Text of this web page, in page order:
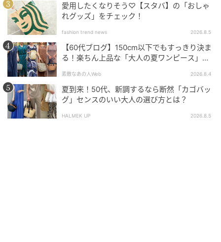
撮影／YUJI TAKEUCHI（BALLPARK）ヘア・メーク／
シバタロウ（P-cott）スタイリスト／竹村はま子（畑野
さん） 取材／石川 恵 ※掲載商品はすべて私物です。 ※
情報は2026年5月号掲載時のものです。
おすすめ記事はこちら
▶
▶
愛用したくなりそう♡【スタバ】の「おしゃ
れグッズ」をチェック！
fashion trend news 2026.8.5
【60代ブログ】150cm以下でもすっきり決ま
る！楽ちん上品な「大人の夏ワンピース」コ
素敵なあの人Web 2026.8.4
夏到来！50代、新調するなら断然「カゴバッ
グ」センスのいい大人の選び方とは？
HALMEK UP 2026.8.5